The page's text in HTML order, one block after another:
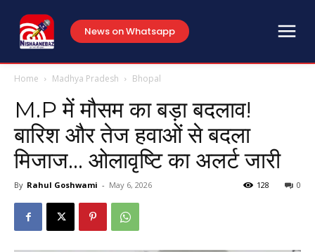
News on Whatsapp
Home Madhya Pradesh Bhopal
M.P में मौसम का बड़ा बदलाव!
बारिश और तेज हवाओं से बदला
मिजाज… ओलावृष्टि का अलर्ट जारी
By Rahul Goshwami - May 6, 2026 0
128